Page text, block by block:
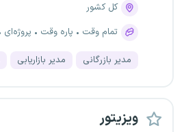
کل کشور
تمام وقت
پاره وقت پروژه‌ای
مدیر بازرگانی مدیر بازاریابی
ویزیتور